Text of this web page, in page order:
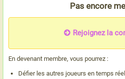
Pas encore
Rejoignez la
En devenant membre, vous pourrez :
Défier les autres joueurs en temps réel